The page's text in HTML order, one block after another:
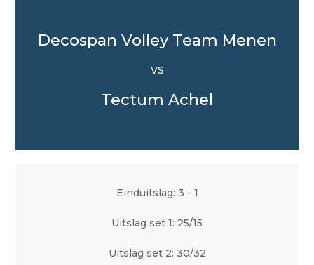
Decospan Volley Team Menen
VS
Tectum Achel
Einduitslag: 3 - 1
Uitslag set 1: 25/15
Uitslag set 2: 30/32